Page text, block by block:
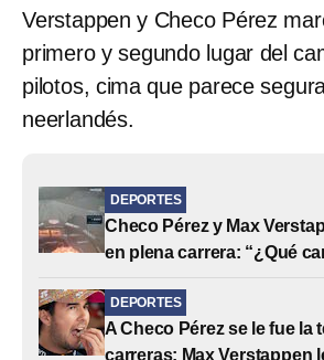
Verstappen y Checo Pérez
primero y segundo lugar del
pilotos, cima que parece
neerlandés.
DEPORTES
Checo Pérez y Max
en plena carrera: “¿Qué
DEPORTES
A Checo Pérez se le fue la
carreras; Max Verstappen